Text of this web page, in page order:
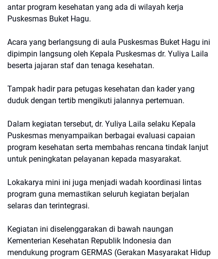
antar program kesehatan yang ada di wilayah kerja
Puskesmas Buket Hagu.
Acara yang berlangsung di aula Puskesmas Buket Hagu ini
dipimpin langsung oleh Kepala Puskesmas dr. Yuliya Laila
beserta jajaran staf dan tenaga kesehatan.
Tampak hadir para petugas kesehatan dan kader yang
duduk dengan tertib mengikuti jalannya pertemuan.
Dalam kegiatan tersebut, dr. Yuliya Laila selaku Kepala
Puskesmas menyampaikan berbagai evaluasi capaian
program kesehatan serta membahas rencana tindak lanjut
untuk peningkatan pelayanan kepada masyarakat.
Lokakarya mini ini juga menjadi wadah koordinasi lintas
program guna memastikan seluruh kegiatan berjalan
selaras dan terintegrasi.
Kegiatan ini diselenggarakan di bawah naungan
Kementerian Kesehatan Republik Indonesia dan
mendukung program GERMAS (Gerakan Masyarakat Hidup